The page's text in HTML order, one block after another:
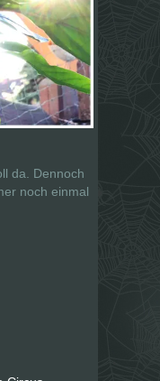
da. Dennoch
noch einmal